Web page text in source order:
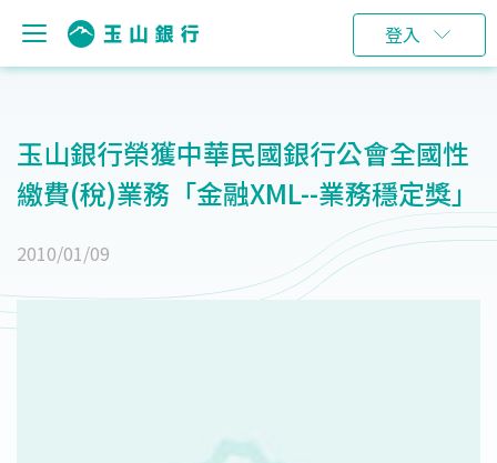
登入
玉山銀行榮獲中華民國銀行公會全國性
繳費(稅)業務「金融XML--業務穩定獎」
2010/01/09